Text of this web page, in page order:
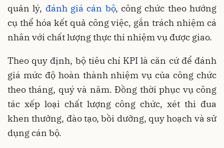
quản lý, đánh giá cán bộ, công chức theo hướng
cụ thể hóa kết quả công việc, gắn trách nhiệm cá
nhân với chất lượng thực thi nhiệm vụ được giao.
Theo quy định, bộ tiêu chí KPI là căn cứ để đánh
giá mức độ hoàn thành nhiệm vụ của công chức
theo tháng, quý và năm. Đồng thời phục vụ công
tác xếp loại chất lượng công chức, xét thi đua
khen thưởng, đào tạo, bồi dưỡng, quy hoạch và sử
dụng cán bộ.